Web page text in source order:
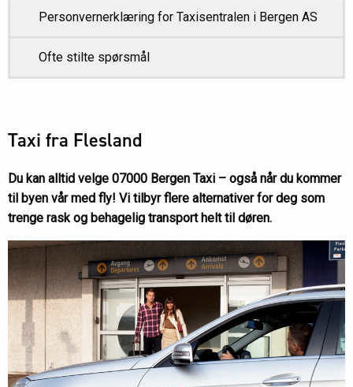
Personvernerklæring for Taxisentralen i Bergen AS
Ofte stilte spørsmål
Taxi fra Flesland
Du kan alltid velge 07000 Bergen Taxi – også når du kommer
til byen vår med fly! Vi tilbyr flere alternativer for deg som
trenge rask og behagelig transport helt til døren.